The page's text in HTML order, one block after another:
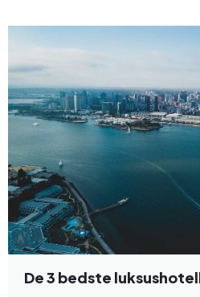
De 3 bedste